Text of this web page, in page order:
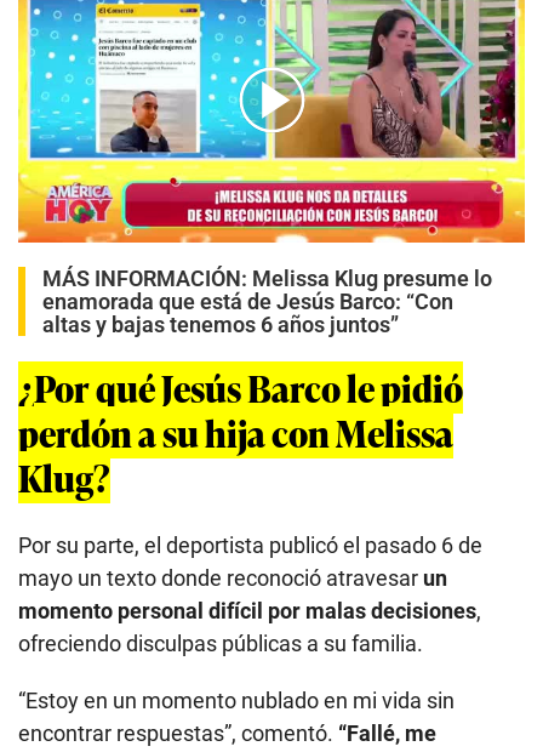
00:00/05:23
MÁS INFORMACIÓN: Melissa Klug presume lo
enamorada que está de Jesús Barco: “Con
altas y bajas tenemos 6 años juntos”
¿Por qué Jesús Barco le pidió
perdón a su hija con Melissa
Klug?
Por su parte, el deportista publicó el pasado 6 de
mayo un texto donde reconoció atravesar un
momento personal difícil por malas decisiones,
ofreciendo disculpas públicas a su familia.
“Estoy en un momento nublado en mi vida sin
encontrar respuestas”, comentó. “Fallé, me